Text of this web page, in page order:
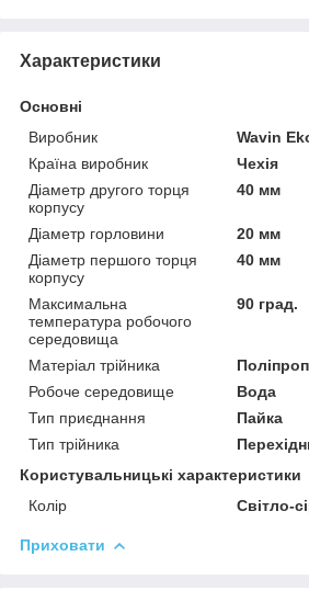
Характеристики
Основні
Виробник
Wavin
Країна виробник
Чехія
Діаметр другого торця
корпусу
40 мм
Діаметр горловини
20 мм
Діаметр першого торця
корпусу
40 мм
Максимальна
температура робочого
середовища
90 град.
Матеріал трійника
Робоче середовище
Вода
Тип приєднання
Пайка
Тип трійника
Користувальницькі характеристики
Колір
Світло-
Приховати